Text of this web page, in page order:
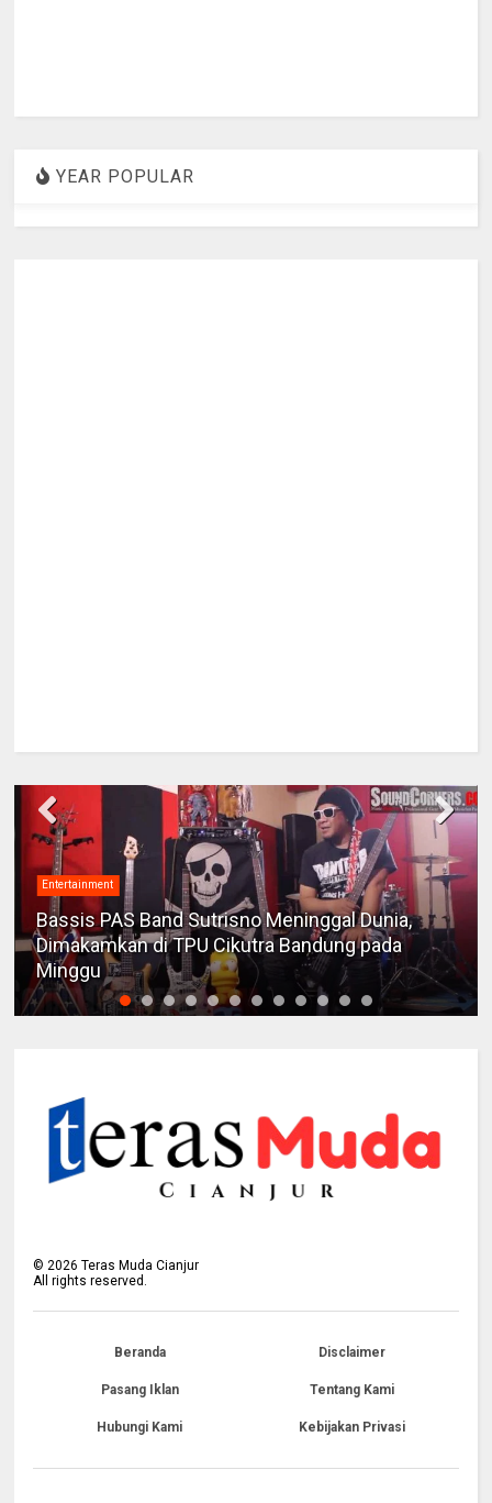
YEAR POPULAR
Entertainment
Bassis PAS Band Sutrisno Meninggal Dunia,
Dimakamkan di TPU Cikutra Bandung pada
Minggu
©2026 Teras Muda Cianjur
All rights reserved.
Beranda Disclaimer
Pasang Iklan Tentang Kami
Hubungi Kami Kebijakan Privasi